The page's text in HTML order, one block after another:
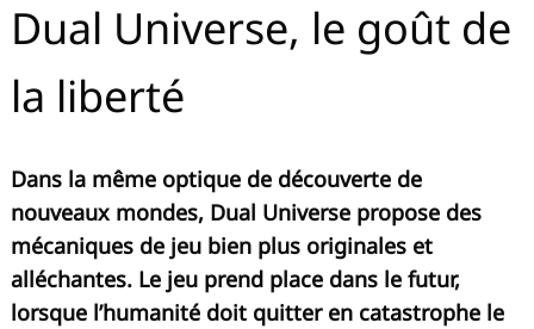
Dual Universe, le goût de
la liberté
Dans la même optique de découverte de
nouveaux mondes, Dual Universe propose des
mécaniques de jeu bien plus originales et
alléchantes. Le jeu prend place dans le futur,
lorsque l’humanité doit quitter en catastrophe le